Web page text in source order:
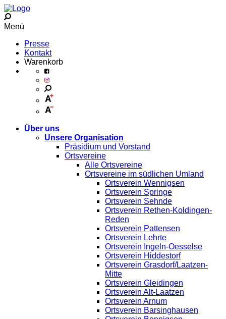
Menü
Presse
Kontakt
Warenkorb
Über uns
Unsere Organisation
Präsidium und Vorstand
Ortsvereine
Alle Ortsvereine
Ortsvereine im südlichen Umland
Ortsverein Wennigsen
Ortsverein Springe
Ortsverein Sehnde
Ortsverein Rethen-Koldingen-
Reden
Ortsverein Pattensen
Ortsverein Lehrte
Ortsverein Ingeln-Oesselse
Ortsverein Hiddestorf
Ortsverein Grasdorf/Laatzen-
Mitte
Ortsverein Gleidingen
Ortsverein Alt-Laatzen
Ortsverein Arnum
Ortsverein Barsinghausen